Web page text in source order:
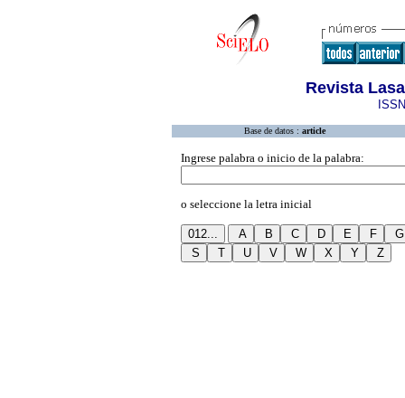
Revista
Base de datos : article
Ingrese palabra o inicio de la palabra:
o seleccione la letra inicial